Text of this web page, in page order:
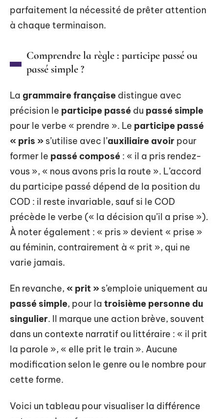
parfaitement la nécessité de prêter attention
à chaque terminaison.
Comprendre la règle : participe passé ou
passé simple ?
La grammaire française distingue avec
précision le participe passé du passé simple
pour le verbe « prendre ». Le participe passé
« pris » s’utilise avec l’auxiliaire avoir pour
former le passé composé : « il a pris rendez-
vous », « nous avons pris la route ». L’accord
du participe passé dépend de la position du
COD : il reste invariable, sauf si le COD
précède le verbe (« la décision qu’il a prise »).
À noter également : « pris » devient « prise »
au féminin, contrairement à « prit », qui ne
varie jamais.
En revanche, « prit » s’emploie uniquement au
passé simple, pour la troisième personne du
singulier. Il marque une action brève, souvent
dans un contexte narratif ou littéraire : « il prit
la parole », « elle prit le train ». Aucune
modification selon le genre ou le nombre pour
cette forme.
Voici un tableau pour visualiser la différence